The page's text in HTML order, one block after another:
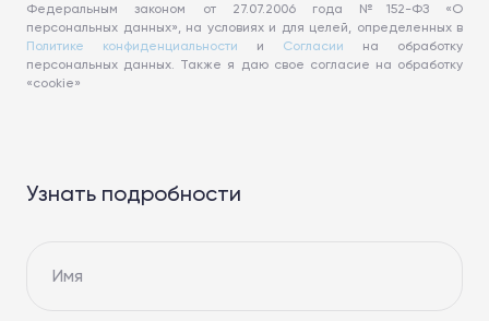
Федеральным законом от 27.07.2006 года №152-ФЗ «О
персональных данных», на условиях и для целей, определенных в
Политике конфиденциальности и Согласии на обработку
персональных данных. Также я даю свое согласие на обработку
«cookie»
Узнать подробности
Имя